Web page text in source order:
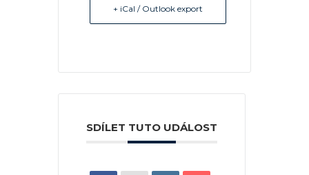
+ iCal / Outlook export
SDÍLET TUTO UDÁLOST